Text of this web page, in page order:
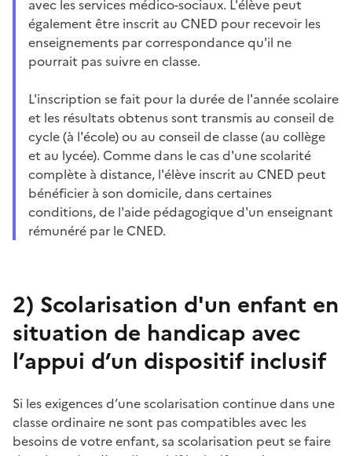
avec les services médico-sociaux. L'élève peut
également être inscrit au CNED pour recevoir les
enseignements par correspondance qu'il ne
pourrait pas suivre en classe.
L'inscription se fait pour la durée de l'année scolaire
et les résultats obtenus sont transmis au conseil de
cycle (à l'école) ou au conseil de classe (au collège
et au lycée). Comme dans le cas d'une scolarité
complète à distance, l'élève inscrit au CNED peut
bénéficier à son domicile, dans certaines
conditions, de l'aide pédagogique d'un enseignant
rémunéré par le CNED.
2) Scolarisation d'un enfant en
situation de handicap avec
l’appui d’un dispositif inclusif
Si les exigences d’une scolarisation continue dans une
classe ordinaire ne sont pas compatibles avec les
besoins de votre enfant, sa scolarisation peut se faire